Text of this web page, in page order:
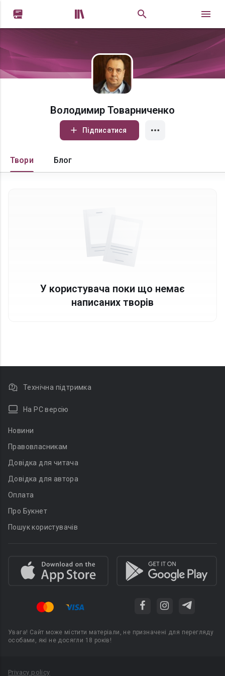
 
Володимир Товарниченко
Підписатися
Твори Блог
У користувача поки що немає
написаних творів
Технічна підтримка
На PC версію
Новини
Правовласникам
Довідка для читача
Довідка для автора
Оплата
Про Букнет
Пошук користувачів
Увага! Сайт може містити матеріали, не призначені для перегляду
особами, які не досягли 18 років!
Privacy policy